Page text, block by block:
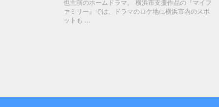
也主演のホームドラマ。 横浜市支援作品の『マイフ
ァミリー』では、ドラマのロケ地に横浜市内のスポ
ットも ...